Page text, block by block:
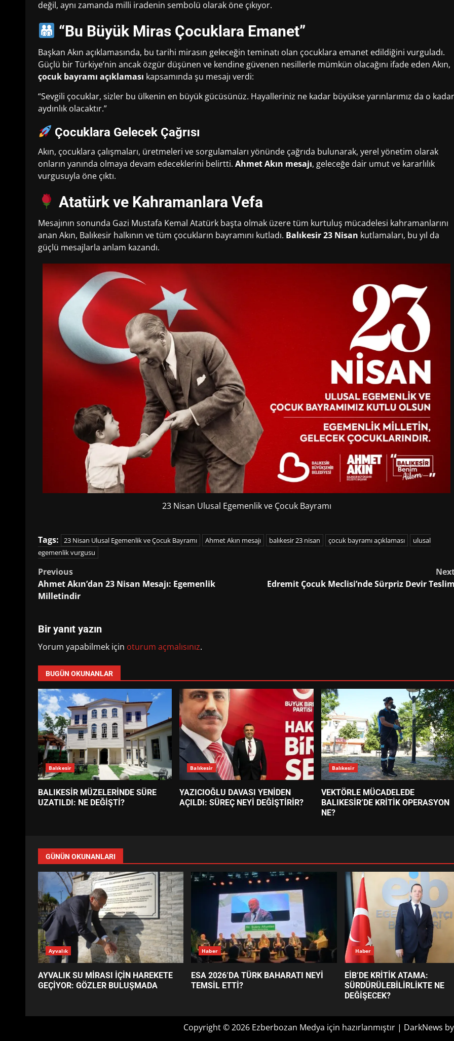
değil, aynı zamanda milli iradenin sembolü olarak öne çıkıyor.
“Bu Büyük Miras Çocuklara Emanet”
Başkan Akın açıklamasında, bu tarihi mirasın geleceğin teminatı olan çocuklara emanet edildiğini vurguladı.
Güçlü bir Türkiye’nin ancak özgür düşünen ve kendine güvenen nesillerle mümkün olacağını ifade eden Akın,
çocuk bayramı açıklaması kapsamında şu mesajı verdi:
“Sevgili çocuklar, sizler bu ülkenin en büyük gücüsünüz. Hayalleriniz ne kadar büyükse yarınlarımız da o kadar
aydınlık olacaktır.”
Çocuklara Gelecek Çağrısı
Akın, çocuklara çalışmaları, üretmeleri ve sorgulamaları yönünde çağrıda bulunarak, yerel yönetim olarak
onların yanında olmaya devam edeceklerini belirtti. Ahmet Akın mesajı, geleceğe dair umut ve kararlılık
vurgusuyla öne çıktı.
Atatürk ve Kahramanlara Vefa
Mesajının sonunda Gazi Mustafa Kemal Atatürk başta olmak üzere tüm kurtuluş mücadelesi kahramanlarını
anan Akın, Balıkesir halkının ve tüm çocukların bayramını kutladı. Balıkesir 23 Nisan kutlamaları, bu yıl da
güçlü mesajlarla anlam kazandı.
23 Nisan Ulusal Egemenlik ve Çocuk Bayramı
Tags: 23 Nisan Ulusal Egemenlik ve Çocuk Bayramı Ahmet Akın mesajı balıkesir 23 nisan çocuk bayramı açıklaması
ulusal
egemenlik vurgusu
Post
navigation
Previous
Ahmet Akın’dan 23 Nisan Mesajı: Egemenlik
Milletindir
Edremit Çocuk Meclisi’nde Sürpriz Devir Teslim
Bir yanıt yazın
Yorum yapabilmek için oturum açmalısınız.
BUGÜN OKUNANLAR
Balıkesir
BALIKESİR MÜZELERİNDE SÜRE
UZATILDI: NE DEĞİŞTİ?
Balıkesir
YAZICIOĞLU DAVASI YENİDEN
AÇILDI: SÜREÇ NEYİ DEĞİŞTİRİR?
Balıkesir
VEKTÖRLE MÜCADELEDE
BALIKESİR’DE KRİTİK OPERASYON
NE?
GÜNÜN OKUNANLARI
Ayvalık
AYVALIK SU MİRASI İÇİN HAREKETE
GEÇİYOR: GÖZLER BULUŞMADA
Haber
ESA 2026’DA TÜRK BAHARATI NEYİ
TEMSİL ETTİ?
Haber
EİB’DE KRİTİK ATAMA:
SÜRDÜRÜLEBİLİRLİKTE NE
DEĞİŞECEK?
Copyright © 2026 Ezberbozan Medya için hazırlanmıştır | DarkNews